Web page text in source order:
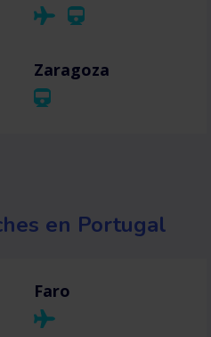
Zaragoza
en Portugal
Faro